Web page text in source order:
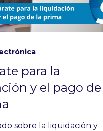
para la
y el pago de
sobre la liquidación y